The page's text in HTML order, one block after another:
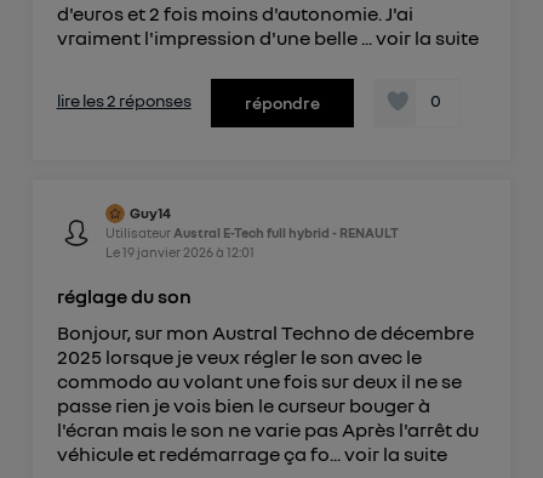
d'euros et 2 fois moins d'autonomie. J'ai
vraiment l'impression d'une belle ... voir la suite
lire les 2 réponses répondre 0
Guy14
Utilisateur Austral E-Tech full hybrid - RENAULT
Le19 janvier 2026à 12:01
réglage du son
Bonjour, sur mon Austral Techno de décembre
2025 lorsque je veux régler le son avec le
commodo au volant une fois sur deux il ne se
passe rien je vois bien le curseur bouger à
l'écran mais le son ne varie pas Après l'arrêt du
véhicule et redémarrage ça fo... voir la suite